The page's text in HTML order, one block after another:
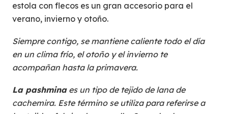
estola con flecos es un gran accesorio para el
verano, invierno y otoño.
Siempre contigo, se mantiene caliente todo el día
en un clima frío, el otoño y el invierno te
acompañan hasta la primavera.
La pashminaes un tipo de tejido de lana de
cachemira. Este término se utiliza para referirse a